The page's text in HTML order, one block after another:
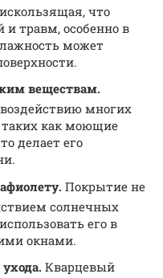
что
травм, особенно в
может
веществам.
многих
как моющие
делает его
Покрытие не
солнечных
его в
окнами.
Кварцевый